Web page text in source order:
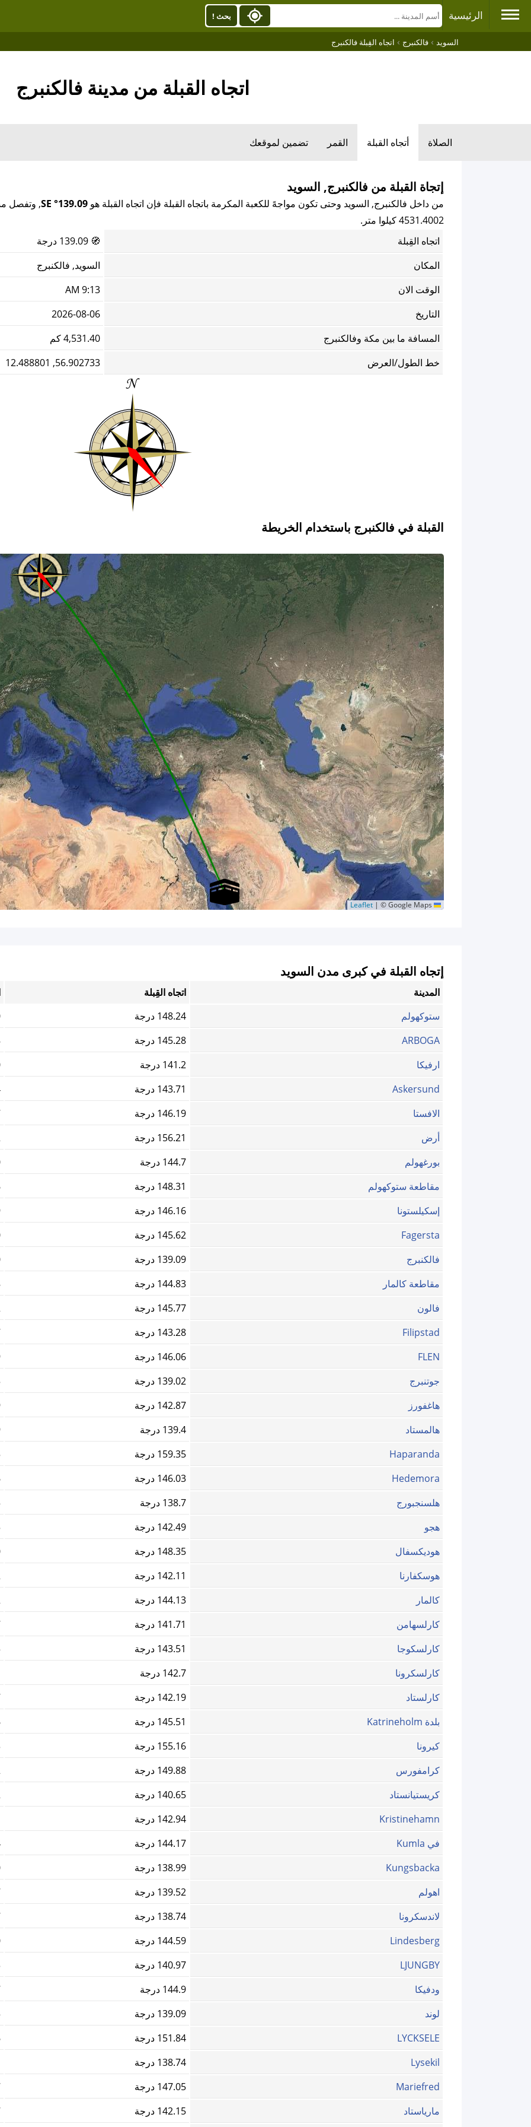
الرئيسية بحث !
السويد › فالكنبرج › اتجاه القِبلة فالكنبرج
اتجاه القبلة من مدينة فالكنبرج
الصلاة أتجاه القبلة القمر تضمين لموقعك
إتجاة القبلة من فالكنبرج, السويد
من داخل فالكنبرج, السويد وحتى تكون مواجهً للكعبة المكرمة باتجاه القبلة فإن اتجاه القبلة هو 139.09° SE
, وتفصل
4531.4002 كيلوا متر.
اتجاه القِبلة
🧭
المكان
السويد, فالكنبرج
الوقت الان
9:13 AM
التاريخ
2026-08-06
المسافة ما بين مكة وفالكنبرج
4,531.40 كم
خط الطول/العرض
56.902733, 12.488801
القبلة في فالكنبرج باستخدام الخريطة
| © Google Maps
إتجاه القبلة في كبرى مدن السويد
المدينة اتجاه القِبلة
ستوكهولم
148.24 درجة
ARBOGA
145.28 درجة
ارفيكا
141.2 درجة
Askersund
143.71 درجة
الافستا
146.19 درجة
أرض
156.21 درجة
بورغهولم
144.7 درجة
مقاطعة ستوكهولم
148.31 درجة
إسكيلستونا
146.16 درجة
Fagersta
145.62 درجة
فالكنبرج
139.09 درجة
مقاطعة كالمار
144.83 درجة
فالون
145.77 درجة
Filipstad
143.28 درجة
FLEN
146.06 درجة
جوتنبرج
139.02 درجة
هاغفورز
142.87 درجة
هالمستاد
139.4 درجة
Haparanda
159.35 درجة
Hedemora
146.03 درجة
هلسنجبورج
138.7 درجة
هجو
142.49 درجة
هوديكسفال
148.35 درجة
هوسكفارنا
142.11 درجة
كالمار
144.13 درجة
كارلسهامن
141.71 درجة
كارلسكوجا
143.51 درجة
كارلسكرونا
142.7 درجة
كارلستاد
142.19 درجة
بلدة Katrineholm
145.51 درجة
كيرونا
155.16 درجة
كرامفورس
149.88 درجة
كريستيانستاد
140.65 درجة
Kristinehamn
142.94 درجة
في Kumla
144.17 درجة
Kungsbacka
138.99 درجة
اهولم
139.52 درجة
لاندسكرونا
138.74 درجة
Lindesberg
144.59 درجة
LJUNGBY
140.97 درجة
ودفيكا
144.9 درجة
لوند
139.09 درجة
LYCKSELE
151.84 درجة
Lysekil
138.74 درجة
Mariefred
147.05 درجة
مارياستاد
142.15 درجة